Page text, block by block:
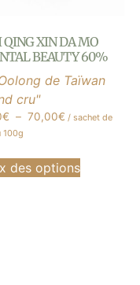
QING XIN DA MO
BEAUTY 60%
de Taïwan
cru"
€ – 70,00€ / sachet de
100g
des options